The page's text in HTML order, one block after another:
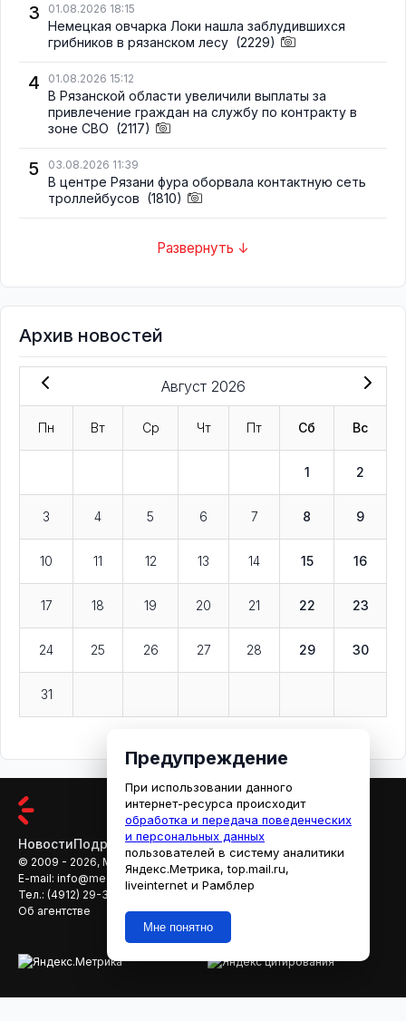
3 01.08.2026 18:15
Немецкая овчарка Локи нашла заблудившихся
грибников в рязанском лесу (2229)
4 01.08.2026 15:12
В Рязанской области увеличили выплаты за
привлечение граждан на службу по контракту в
зоне СВО (2117)
5 03.08.2026 11:39
В центре Рязани фура оборвала контактную сеть
троллейбусов (1810)
Развернуть ↓
Архив новостей
Август 2026
Пн Вт Ср Чт Пт Сб Вс
1 2
3 4 5 6 7 8 9
10 11 12 13 14 15 16
17 18 19 20 21 22 23
24 25 26 27 28 29 30
31
НовостиПодробностиАфишаКино
© 2009 - 2026, МЕДИАРЯЗАНЬ
E-mail: info@mediaryazan.ru
reklama@mediaryazan.ru
Тел.: (4912) 29-33-66
Об агентстве
Предупреждение
При использовании данного
интернет-ресурса происходит
обработка и передача поведенческих
и персональных данных
пользователей в систему аналитики
Яндекс.Метрика, top.mail.ru,
liveinternet и Рамблер
Мне понятно